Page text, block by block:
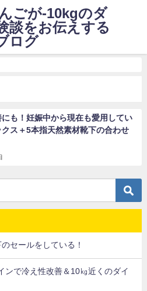
ごが-10kgのダ
談をお伝えする
ログ
も！妊娠中から現在も愛用してい
クス＋5本指天然素材靴下の合わせ
セールをしている！
ンで冷え性改善＆10㎏近くのダイ